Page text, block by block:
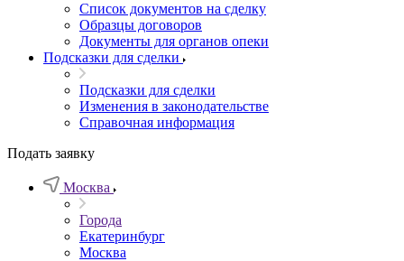
Список документов на сделку
Образцы договоров
Документы для органов опеки
Подсказки для сделки
Подсказки для сделки
Изменения в законодательстве
Справочная информация
Подать заявку
Москва
Города
Екатеринбург
Москва